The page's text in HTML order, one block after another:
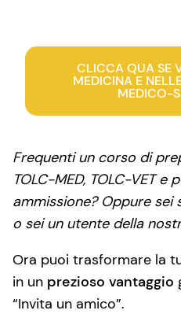
CLICCA QUA SE
MEDICINA E
MEDICO-
Frequenti un corso di
TOLC-MED, TOLC-VET
ammissione? Oppure sei
o sei un utente della
Ora puoi trasformare la
in un prezioso vantaggio
“Invita un amico”.